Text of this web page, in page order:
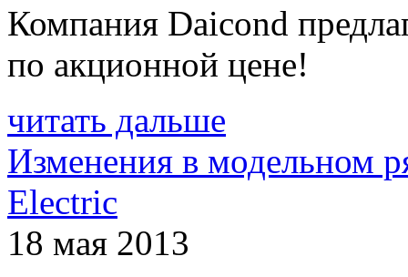
Компания Daicond
по акционной цене!
читать дальше
Изменения в модельном
Electric
18 мая 2013